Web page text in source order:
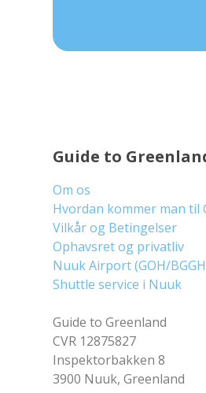
Guide to
Om os
Hvordan kommer man til
Vilkår og Betingelser
Ophavsret og privatliv
Nuuk Airport (GOH/
Shuttle service i Nuuk
Guide to Greenland
CVR 12875827
Inspektorbakken 8
3900 Nuuk, Greenland